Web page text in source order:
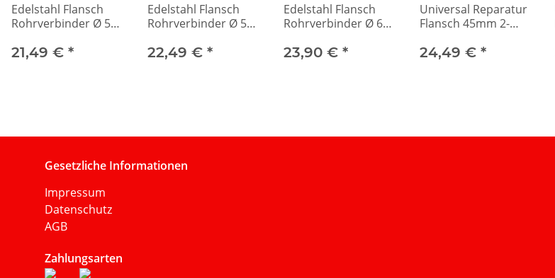
Edelstahl Flansch
Rohrverbinder Ø 50
21,49 € *
Edelstahl Flansch
Rohrverbinder Ø 55
22,49 € *
Edelstahl Flansch
Rohrverbinder Ø 60
23,90 € *
Universal Reparatur
Flansch 45mm 2-
24,49 € *
Gesetzliche Informationen
Impressum
Datenschutz
AGB
Zahlungsarten